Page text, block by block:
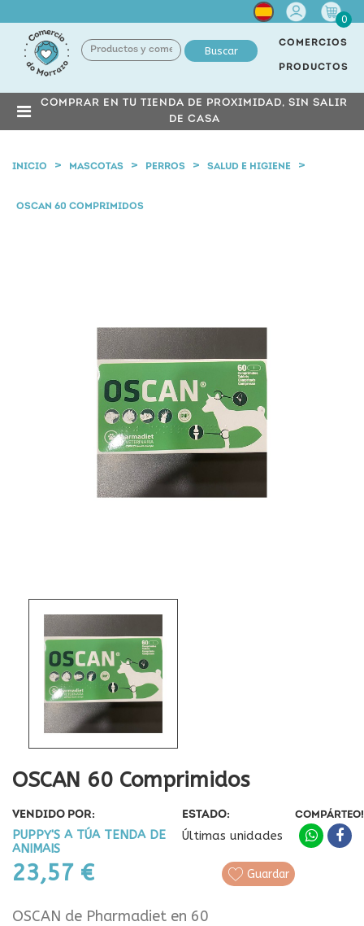
Cuenta
0
Buscar
COMERCIOS
PRODUCTOS
COMPRAR EN TU TIENDA DE PROXIMIDAD, SIN SALIR
DE CASA
INICIO MASCOTAS PERROS SALUD E HIGIENE
OSCAN 60 COMPRIMIDOS
OSCAN 60 Comprimidos
VENDIDO POR:
PUPPY'S A TÚA TENDA DE
ANIMAIS
ESTADO:
Últimas unidades
23,57 €
COMPÁRTEO!
Guardar
OSCAN de Pharmadiet en 60